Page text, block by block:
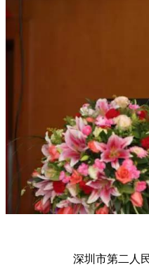
深圳市第二人民